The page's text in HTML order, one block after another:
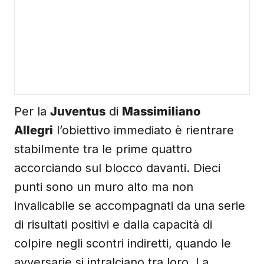
Per la Juventus di Massimiliano
Allegri l’obiettivo immediato è rientrare
stabilmente tra le prime quattro
accorciando sul blocco davanti. Dieci
punti sono un muro alto ma non
invalicabile se accompagnati da una serie
di risultati positivi e dalla capacità di
colpire negli scontri indiretti, quando le